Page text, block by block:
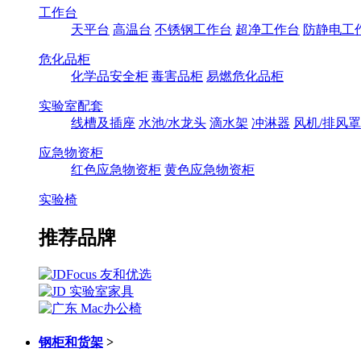
工作台
天平台 高温台 不锈钢工作台 超净工作台 防静电工
危化品柜
化学品安全柜 毒害品柜 易燃危化品柜
实验室配套
线槽及插座 水池/水龙头 滴水架 冲淋器 风机/排风罩
应急物资柜
红色应急物资柜 黄色应急物资柜
实验椅
推荐品牌
钢柜和货架 >